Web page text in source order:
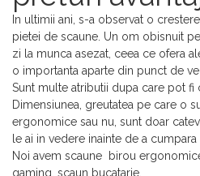
In ultimii ani, s-a observat o
pietei de scaune. Un om obisnuit
zi la munca asezat, ceea ce ofera
o importanta aparte din punct de
Sunt multe atributii dupa care pot fi
Dimensiunea, greutatea pe care o
ergonomice sau nu, sunt doar
le ai in vedere inainte de a
Noi avem scaune birou
gaming, scaun bucatarie.